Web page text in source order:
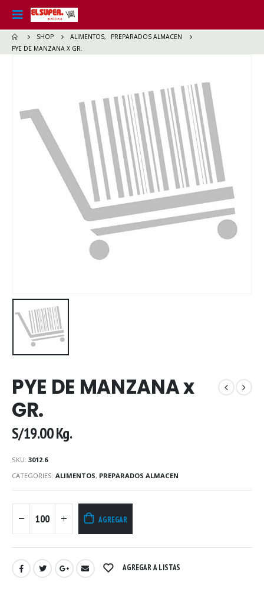
SHOP ALIMENTOS,
PREPARADOS ALMACEN
PYE DE MANZANA X GR.
PYE DE MANZANA x
GR.
S/19.00Kg.
SKU: 3012.6
CATEGORIES: ALIMENTOS, PREPARADOS ALMACEN
AGREGAR
AGREGAR A LISTAS